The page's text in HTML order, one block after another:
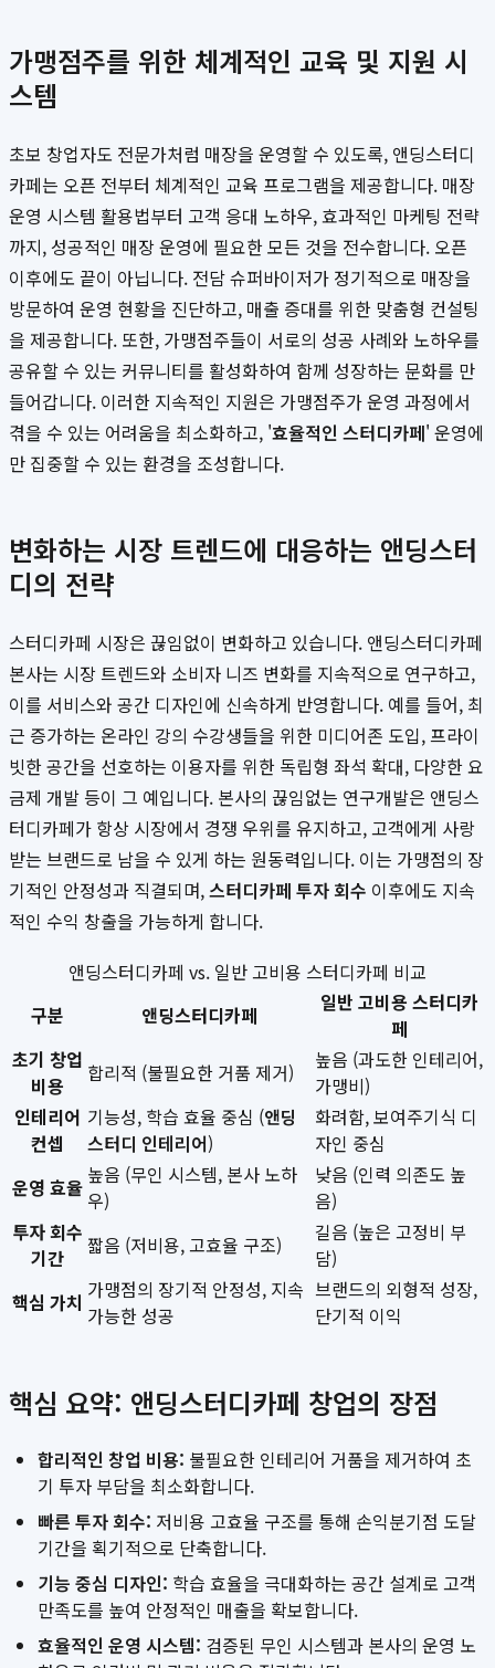
가맹점주를 위한 체계적인 교육 및 지원 시
스템
초보 창업자도 전문가처럼 매장을 운영할 수 있도록, 앤딩스터디
카페는 오픈 전부터 체계적인 교육 프로그램을 제공합니다. 매장
운영 시스템 활용법부터 고객 응대 노하우, 효과적인 마케팅 전략
까지, 성공적인 매장 운영에 필요한 모든 것을 전수합니다. 오픈
이후에도 끝이 아닙니다. 전담 슈퍼바이저가 정기적으로 매장을
방문하여 운영 현황을 진단하고, 매출 증대를 위한 맞춤형 컨설팅
을 제공합니다. 또한, 가맹점주들이 서로의 성공 사례와 노하우를
공유할 수 있는 커뮤니티를 활성화하여 함께 성장하는 문화를 만
들어갑니다. 이러한 지속적인 지원은 가맹점주가 운영 과정에서
겪을 수 있는 어려움을 최소화하고, '효율적인 스터디카페' 운영에
만 집중할 수 있는 환경을 조성합니다.
변화하는 시장 트렌드에 대응하는 앤딩스터
디의 전략
스터디카페 시장은 끊임없이 변화하고 있습니다. 앤딩스터디카페
본사는 시장 트렌드와 소비자 니즈 변화를 지속적으로 연구하고,
이를 서비스와 공간 디자인에 신속하게 반영합니다. 예를 들어, 최
근 증가하는 온라인 강의 수강생들을 위한 미디어존 도입, 프라이
빗한 공간을 선호하는 이용자를 위한 독립형 좌석 확대, 다양한 요
금제 개발 등이 그 예입니다. 본사의 끊임없는 연구개발은 앤딩스
터디카페가 항상 시장에서 경쟁 우위를 유지하고, 고객에게 사랑
받는 브랜드로 남을 수 있게 하는 원동력입니다. 이는 가맹점의 장
기적인 안정성과 직결되며,스터디카페 투자 회수 이후에도 지속
적인 수익 창출을 가능하게 합니다.
앤딩스터디카페 vs. 일반 고비용 스터디카페 비교
구분
앤딩스터디카페
일반 고비용 스터디카
페
초기 창업
비용
합리적 (불필요한 거품 제거)
높음 (과도한 인테리어,
가맹비)
인테리어
컨셉
기능성, 학습 효율 중심 (앤딩
스터디 인테리어)
화려함, 보여주기식 디
자인 중심
운영 효율 높음 (무인 시스템, 본사 노하
우)
낮음 (인력 의존도 높
음)
투자 회수
기간
짧음 (저비용, 고효율 구조)
길음 (높은 고정비 부
담)
핵심 가치 가맹점의 장기적 안정성, 지속
가능한 성공
브랜드의 외형적 성장,
단기적 이익
핵심 요약: 앤딩스터디카페 창업의 장점
합리적인 창업 비용: 불필요한 인테리어 거품을 제거하여 초
기 투자 부담을 최소화합니다.
빠른 투자 회수: 저비용 고효율 구조를 통해 손익분기점 도달
기간을 획기적으로 단축합니다.
기능 중심 디자인: 학습 효율을 극대화하는 공간 설계로 고객
만족도를 높여 안정적인 매출을 확보합니다.
효율적인 운영 시스템: 검증된 무인 시스템과 본사의 운영 노